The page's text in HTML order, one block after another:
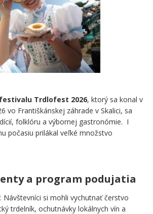
Trdlofest 2026, ktorý sa konal v
vo Františkánskej záhrade v Skalici, sa
folklóru a výbornej gastronómie. I
počasiu prilákal veľké množstvo
a program podujatia
: Návštevníci si mohli vychutnať čerstvo
trdelník, ochutnávky lokálnych vín a